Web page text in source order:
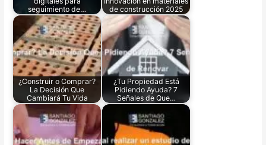
seguimiento de…
de construcción 2025
¿Construir o Comprar?
La Decisión Que
Cambiará Tu Vida
¿Tu Propiedad Está
Pidiendo Ayuda? 7
Señales de Que…